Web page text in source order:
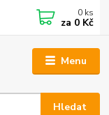
Menu
Hledat
0 ks
za 0 Kč